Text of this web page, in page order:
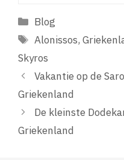
Categorieën
Blog
Tags
Alonissos,
Skyros
Vakantie op de
Griekenland
De kleinste
Griekenland